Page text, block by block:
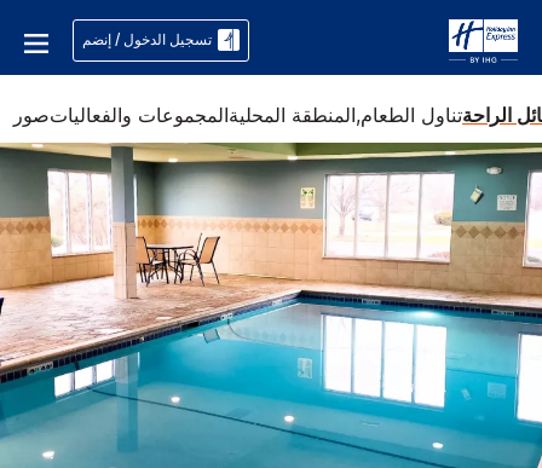
تسجيل الدخول / إنضم
الراحةتناول الطعام,المنطقة المحليةالمجموعات والفعالياتصور